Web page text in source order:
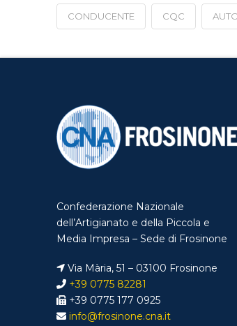
CONDUCENTE CQC
Confederazione Nazionale
dell’Artigianato e della Piccola e
Media Impresa – Sede di Frosinone
Via Mària, 51 – 03100 Frosinone
+39 0775 82281
+39 0775 177 0925
info@frosinone.cna.it